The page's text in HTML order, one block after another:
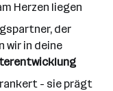
Herzen liegen
der
wir in deine
- sie prägt